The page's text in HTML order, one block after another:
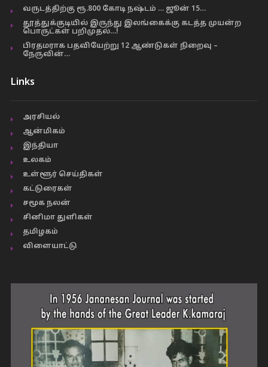
வருடத்திற்கு ரூ.800 கோடி நஷ்டம் … ஜூன் 15…
தூத்துக்குடியில் இருந்து இலங்கைக்கு கடத்த முயன்ற
பொருட்கள் பறிமுதல்…!
பிரதமராக பதவியேற்று 12 ஆண்டுகள் நிறைவு –
நேருவின்…
Links
அரசியல்
ஆன்மிகம்
இந்தியா
உலகம்
உள்ளூர் செய்திகள்
கட்டுரைகள்
சமூக நலன்
சினிமா துளிகள்
தமிழகம்
விளையாட்டு